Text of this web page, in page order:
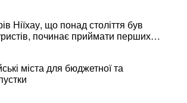
Ніїхау, що понад століття був
починає приймати перших
міста для бюджетної та